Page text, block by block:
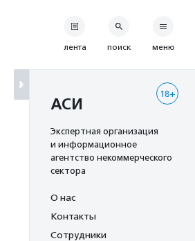
лента поиск меню
18+
АСИ
Экспертная организация
и информационное
агентство некоммерческого
сектора
О нас
Контакты
Сотрудники